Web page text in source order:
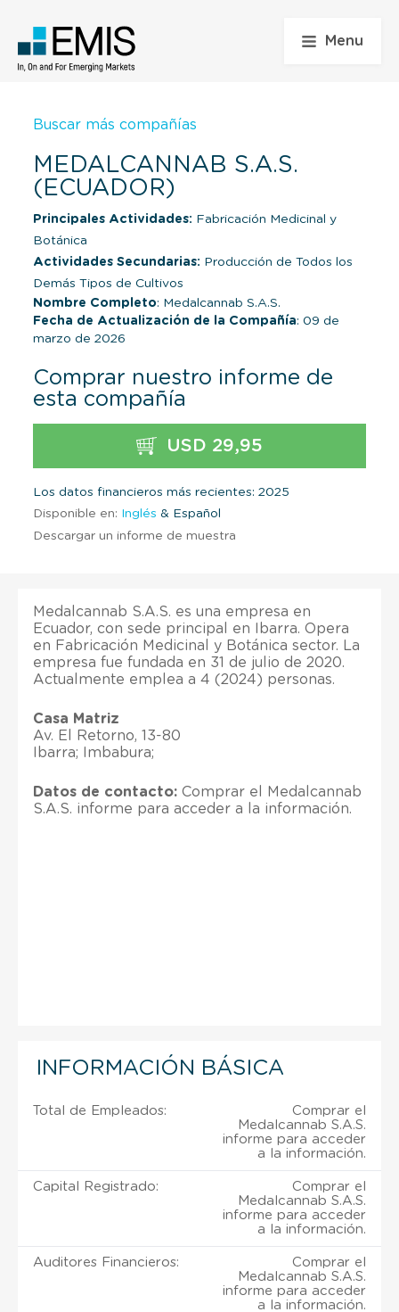
Menu
Buscar más compañías
MEDALCANNAB S.A.S.
(ECUADOR)
Principales Actividades: Fabricación Medicinal y
Botánica
Actividades Secundarias: Producción de Todos los
Demás Tipos de Cultivos
Nombre Completo: Medalcannab S.A.S.
Fecha de Actualización de la Compañía: 09 de
marzo de 2026
Comprar nuestro informe de
esta compañía
USD 29,95
Los datos financieros más recientes: 2025
Disponible en: Inglés & Español
Descargar un informe de muestra
Medalcannab S.A.S. es una empresa en
Ecuador, con sede principal en Ibarra. Opera
en Fabricación Medicinal y Botánica sector. La
empresa fue fundada en 31 de julio de 2020.
Actualmente emplea a 4 (2024) personas.
Casa Matriz
Av. El Retorno, 13-80
Ibarra; Imbabura;
Datos de contacto: Comprar el Medalcannab
S.A.S. informe para acceder a la información.
INFORMACIÓN BÁSICA
Total de Empleados:
Comprar el
Medalcannab S.A.S.
informe para acceder
a la información.
Capital Registrado:
Comprar el
Medalcannab S.A.S.
informe para acceder
a la información.
Auditores Financieros:
Comprar el
Medalcannab S.A.S.
informe para acceder
a la información.